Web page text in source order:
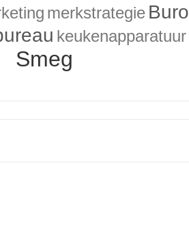
merkstrategie Buro
keukenapparatuur
Smeg